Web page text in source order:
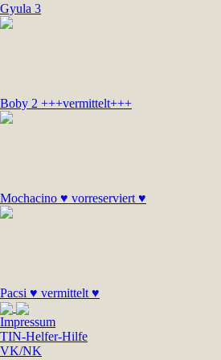
Gyula 3
Boby 2 +++vermittelt+++
Mochacino ♥ vorreserviert ♥
Pacsi ♥ vermittelt ♥
Impressum
TIN-Helfer-Hilfe
VK/NK